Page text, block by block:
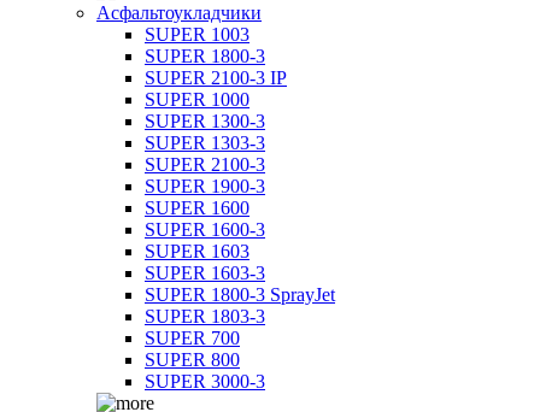
Асфальтоукладчики
SUPER 1003
SUPER 1800-3
SUPER 2100-3 IP
SUPER 1000
SUPER 1300-3
SUPER 1303-3
SUPER 2100-3
SUPER 1900-3
SUPER 1600
SUPER 1600-3
SUPER 1603
SUPER 1603-3
SUPER 1800-3 SprayJet
SUPER 1803-3
SUPER 700
SUPER 800
SUPER 3000-3